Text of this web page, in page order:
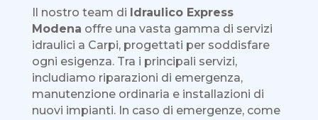
Il nostro team di Idraulico Express
Modena offre una vasta gamma di servizi
idraulici a Carpi, progettati per soddisfare
ogni esigenza. Tra i principali servizi,
includiamo riparazioni di emergenza,
manutenzione ordinaria e installazioni di
nuovi impianti. In caso di emergenze, come